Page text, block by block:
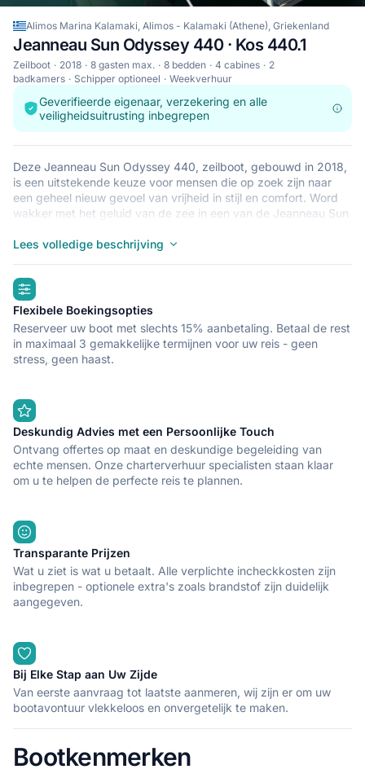
Alimos Marina Kalamaki, Alimos - Kalamaki (Athene), Griekenland
Jeanneau Sun Odyssey 440 · Kos 440.1
Zeilboot 2018 8 gasten max. 8 bedden 4 cabines
2
badkamers
Schipper optioneel Weekverhuur
Geverifieerde eigenaar, verzekering en alle
veiligheidsuitrusting inbegrepen
Deze Jeanneau Sun Odyssey 440, zeilboot, gebouwd in 2018,
is een uitstekende keuze voor mensen die op zoek zijn naar
een geheel nieuw gevoel van vrijheid in stijl en comfort. Word
wakker met het geluid van de zee in een van de Jeanneau Sun
biedt slaapplaats aan 8 personen en is perfect voor een
440 ligt in Alimos Marina Kalamaki, Alimos - Kalamaki (Athene),
een goede uitvalsbasis voor het verkennen van Griekenland
per boot. Goede vaart!
Lees volledige beschrijving
highlights
Flexibele Boekingsopties
Reserveer uw boot met slechts 15% aanbetaling. Betaal de rest
in maximaal 3 gemakkelijke termijnen voor uw reis - geen
stress, geen haast.
Deskundig Advies met een Persoonlijke Touch
Ontvang offertes op maat en deskundige begeleiding van
echte mensen. Onze charterverhuur specialisten staan klaar
om u te helpen de perfecte reis te plannen.
Transparante Prijzen
Wat u ziet is wat u betaalt. Alle verplichte incheckkosten zijn
inbegrepen - optionele extra's zoals brandstof zijn duidelijk
aangegeven.
Bij Elke Stap aan Uw Zijde
Van eerste aanvraag tot laatste aanmeren, wij zijn er om uw
bootavontuur vlekkeloos en onvergetelijk te maken.
Bootkenmerken